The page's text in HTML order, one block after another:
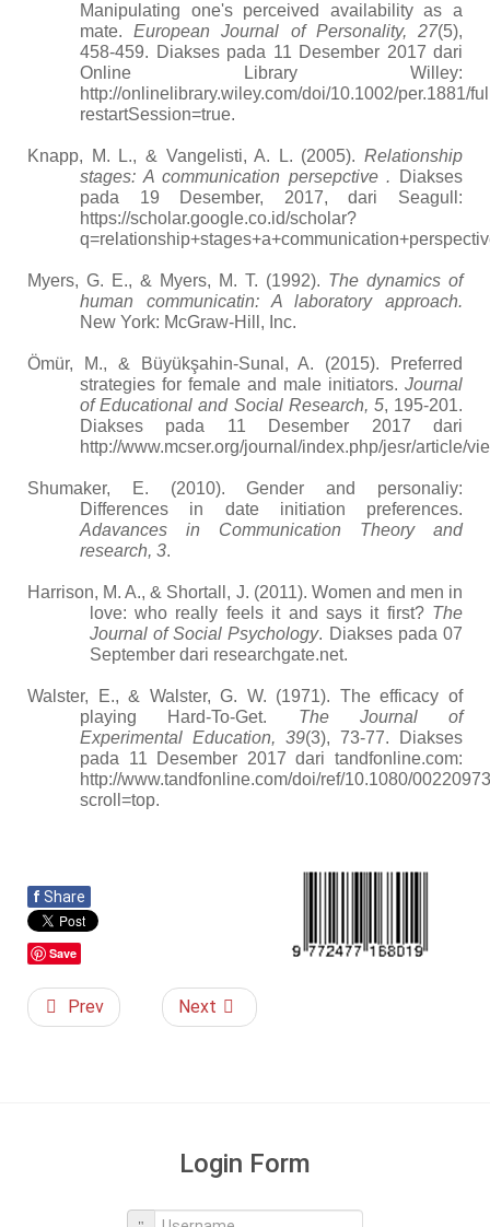
Manipulating one's perceived availability as a
mate.European Journal of Personality, 27(5),
458-459. Diakses pada 11 Desember 2017 dari
Online Library Willey:
http://onlinelibrary.wiley.com/doi/10.1002/per.1881/
restartSession=true.
Knapp, M. L., & Vangelisti, A. L. (2005). Relationship
stages: A communication persepctive . Diakses
pada 19 Desember, 2017, dari Seagull:
https://scholar.google.co.id/scholar?
Myers, G. E., & Myers, M. T. (1992). The dynamics of
human communicatin: A laboratory approach.
New York: McGraw-Hill, Inc.
Ömür, M., & Büyükşahin-Sunal, A. (2015). Preferred
strategies for female and male initiators. Journal
of Educational and Social Research, 5, 195-201.
Diakses pada 11 Desember 2017 dari
http://www.mcser.org/journal/index.php/jesr/article/
Shumaker, E. (2010). Gender and personaliy:
Differences in date initiation preferences.
Adavances in Communication Theory and
research, 3.
Harrison, M. A., & Shortall, J. (2011). Women and men in
love: who really feels it and says it first? The
Journal of Social Psychology. Diakses pada 07
September dari researchgate.net.
Walster, E., & Walster, G. W. (1971). The efficacy of
playing Hard-To-Get. The Journal of
Experimental Education, 39(3), 73-77. Diakses
pada 11 Desember 2017 dari tandfonline.com:
http://www.tandfonline.com/doi/ref/10.1080/
scroll=top.
f Share
Save
Prev Next
Login Form